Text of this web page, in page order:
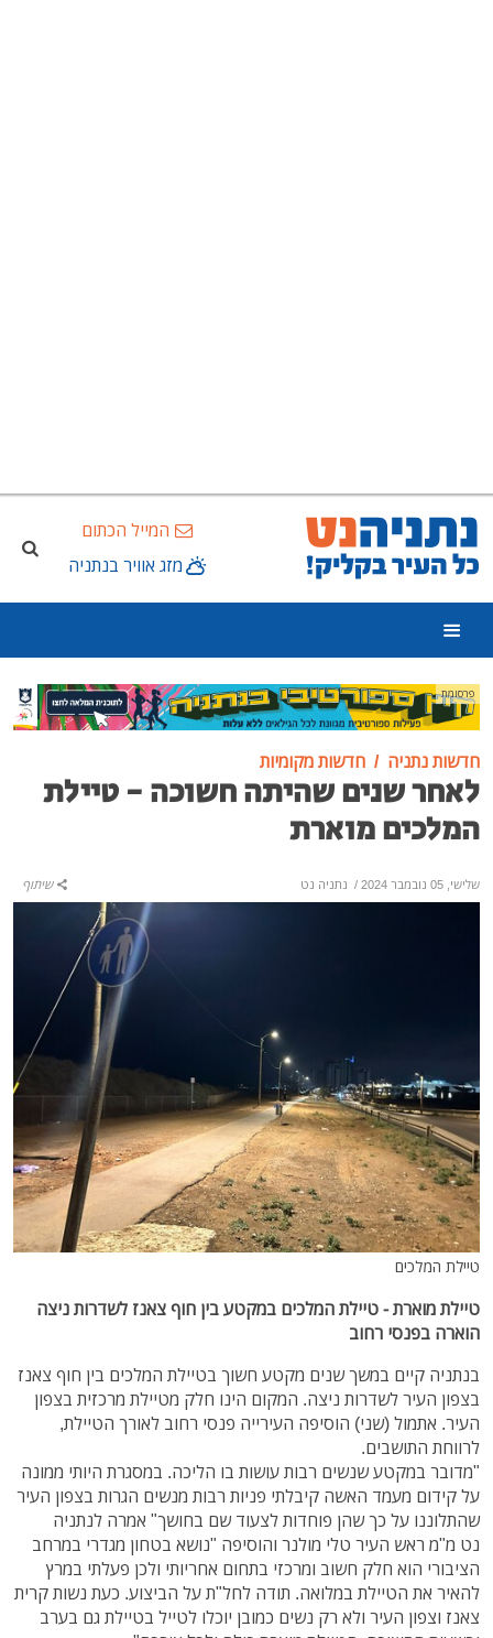
המייל הכתום
מזג אוויר בנתניה
פרסומת
חדשות נתניה חדשות מקומיות
לאחר שנים שהיתה חשוכה - טיילת
המלכים מוארת
שלישי, 05 נובמבר 2024 / נתניה נט שיתוף
טיילת המלכים
טיילת מוארת - טיילת המלכים במקטע בין חוף צאנז לשדרות ניצה
הוארה בפנסי רחוב
בנתניה קיים במשך שנים מקטע חשוך בטיילת המלכים בין חוף צאנז
בצפון העיר לשדרות ניצה. המקום הינו חלק מטיילת מרכזית בצפון
העיר. אתמול (שני) הוסיפה העירייה פנסי רחוב לאורך הטיילת,
לרווחת התושבים.
"מדובר במקטע שנשים רבות עושות בו הליכה. במסגרת היותי ממונה
על קידום מעמד האשה קיבלתי פניות רבות מנשים הגרות בצפון העיר
שהתלוננו על כך שהן פוחדות לצעוד שם בחושך" אמרה לנתניה
נט מ"מ ראש העיר טלי מולנר והוסיפה "נושא בטחון מגדרי במרחב
הציבורי הוא חלק חשוב ומרכזי בתחום אחריותי ולכן פעלתי במרץ
להאיר את הטיילת במלואה. תודה לחל"ת על הביצוע. כעת נשות קרית
צאנז וצפון העיר ולא רק נשים כמובן יוכלו לטייל בטיילת גם בערב